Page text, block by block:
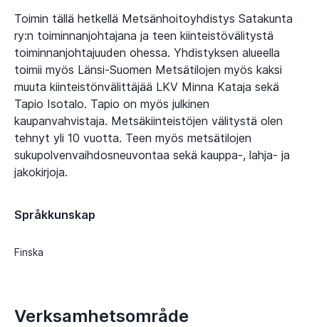
Toimin tällä hetkellä Metsänhoitoyhdistys Satakunta
ry:n toiminnanjohtajana ja teen kiinteistövälitystä
toiminnanjohtajuuden ohessa. Yhdistyksen alueella
toimii myös Länsi-Suomen Metsätilojen myös kaksi
muuta kiinteistönvälittäjää LKV Minna Kataja sekä
Tapio Isotalo. Tapio on myös julkinen
kaupanvahvistaja. Metsäkiinteistöjen välitystä olen
tehnyt yli 10 vuotta. Teen myös metsätilojen
sukupolvenvaihdosneuvontaa sekä kauppa-, lahja- ja
jakokirjoja.
Språkkunskap
Finska
Verksamhetsområde